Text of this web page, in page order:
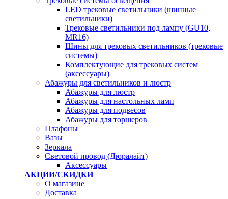
LED трековые светильники (шинные
светильники)
Трековые светильники под лампу (GU10,
MR16)
Шины для трековых светильников (трековые
системы)
Комплектующие для трековых систем
(аксессуары)
Абажуры для светильников и люстр
Абажуры для люстр
Абажуры для настольных ламп
Абажуры для подвесов
Абажуры для торшеров
Плафоны
Вазы
Зеркала
Световой провод (Дюралайт)
Аксессуары
АКЦИИ/СКИДКИ
О магазине
Доставка